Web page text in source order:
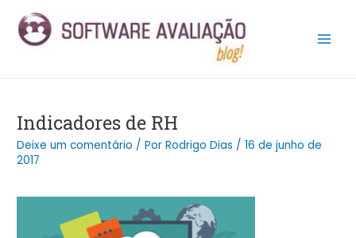
para
Indicadores de RH
Deixe um comentário / PorRodrigo Dias /16 de junho de
2017
navigation